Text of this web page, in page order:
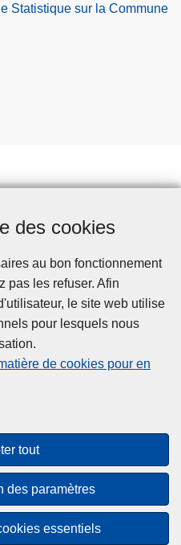
des cookies
au bon fonctionnement
pas les refuser. Afin
le site web utilise
pour lesquels nous
de cookies pour en
tout
des paramètres
essentiels
Statistique sur la Commune